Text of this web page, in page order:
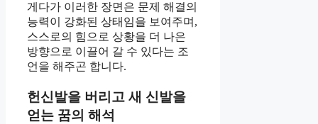
게다가 이러한 장면은 문제 해결의
능력이 강화된 상태임을 보여주며,
스스로의 힘으로 상황을 더 나은
방향으로 이끌어 갈 수 있다는 조
언을 해주곤 합니다.
헌신발을 버리고 새 신발을
얻는 꿈의 해석